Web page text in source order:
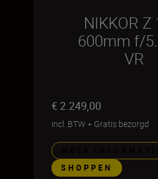
NIKKOR Z
600mm f/
VR
€ 2.249,00
incl. BTW + Gratis bezorgd
SHOPPEN